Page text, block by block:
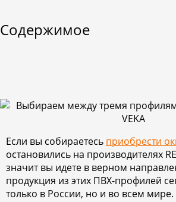
Содержимое
Если вы собираетесь приобрести
остановились на производителях
значит вы идете в верном
продукция из этих ПВХ-профилей
только в России, но и во всем мире.